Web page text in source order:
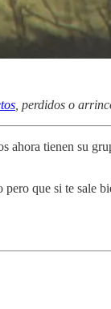
, perdidos o
tienen su
que si te sale